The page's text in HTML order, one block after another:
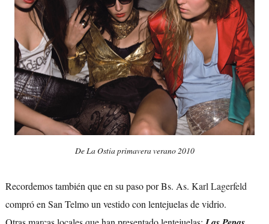
De La Ostia primavera verano 2010
Recordemos también que en su paso por Bs. As. Karl Lagerfeld
compró en San Telmo un vestido con lentejuelas de vidrio.